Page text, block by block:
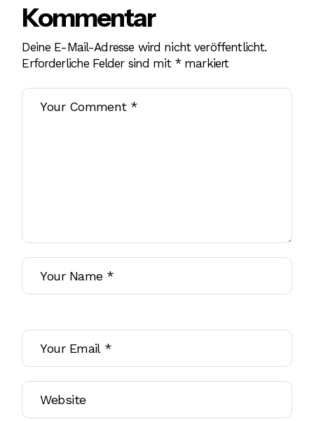
Kommentar
Deine E-Mail-Adresse wird nicht veröffentlicht.
Erforderliche Felder sind mit *markiert